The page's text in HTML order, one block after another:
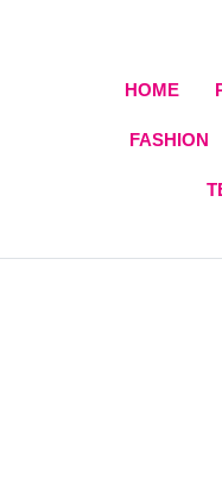
HOME
FASHION